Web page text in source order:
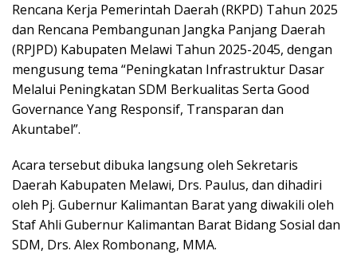
Rencana Kerja Pemerintah Daerah (RKPD) Tahun 2025
dan Rencana Pembangunan Jangka Panjang Daerah
(RPJPD) Kabupaten Melawi Tahun 2025-2045, dengan
mengusung tema “Peningkatan Infrastruktur Dasar
Melalui Peningkatan SDM Berkualitas Serta Good
Governance Yang Responsif, Transparan dan
Akuntabel”.
Acara tersebut dibuka langsung oleh Sekretaris
Daerah Kabupaten Melawi, Drs. Paulus, dan dihadiri
oleh Pj. Gubernur Kalimantan Barat yang diwakili oleh
Staf Ahli Gubernur Kalimantan Barat Bidang Sosial dan
SDM, Drs. Alex Rombonang, MMA.